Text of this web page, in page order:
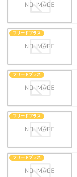
フリードプラス
フリードプラス
フリードプラス
フリードプラス